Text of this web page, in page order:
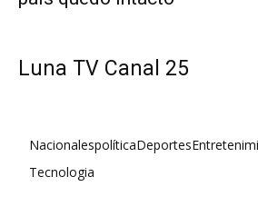
Luna TV Canal 25
NacionalespolíticaDeportes
Tecnologia